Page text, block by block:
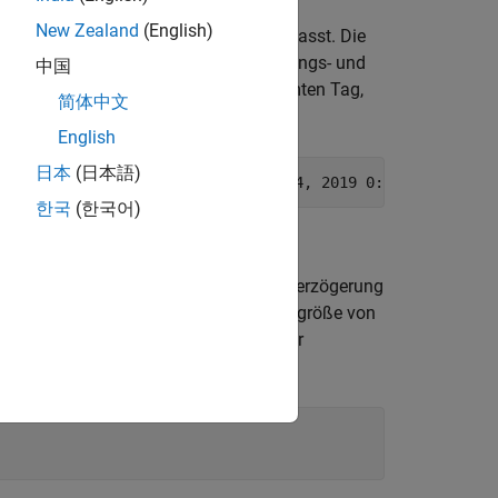
Daten werden alle fünf Minuten erfasst. Die
niedrigsten, Volumen-, Eröffnungs- und
dem Kanal 276806 an einem bestimmten Tag,
2019 0:0:0') datetime( 'January 4, 2019 0:0:0'
zu berechnen. Legen Sie die Verzögerung
Durchschnitt angibt. Die Fenstergröße von
oder ein einfacher gleitender
New Zealand (English)
中国
简体中文
English
日本 (日本語)
한국 (한국어)